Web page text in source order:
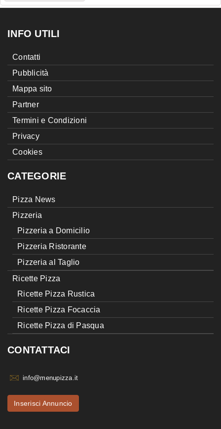
INFO UTILI
Contatti
Pubblicità
Mappa sito
Partner
Termini e Condizioni
Privacy
Cookies
CATEGORIE
Pizza News
Pizzeria
Pizzeria a Domicilio
Pizzeria Ristorante
Pizzeria al Taglio
Ricette Pizza
Ricette Pizza Rustica
Ricette Pizza Focaccia
Ricette Pizza di Pasqua
CONTATTACI
info@menupizza.it
Inserisci Annuncio